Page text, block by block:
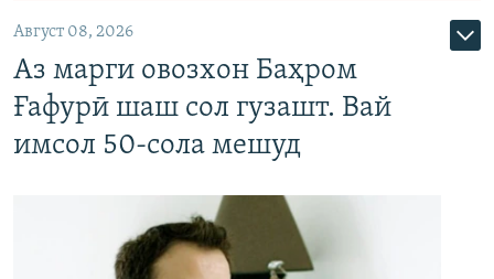
Август 08, 2026
Аз марги овозхон Баҳром
Ғафурӣ шаш сол гузашт. Вай
имсол 50-сола мешуд